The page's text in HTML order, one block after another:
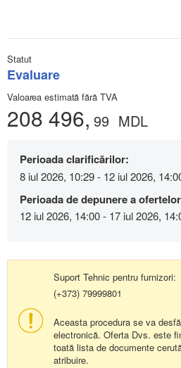
Statut
Evaluare
Valoarea estimată fără TVA
208 496, 99 MDL
Perioada clarificărilor:
8 iul 2026, 10:29 - 12 iul 2026,
Perioada de depunere a
12 iul 2026, 14:00 - 17 iul 2026,
Suport Tehnic pentru furnizori:
(+373) 79999801
Aceasta procedura se va
electronică. Oferta Dvs. este
toată lista de documente
atribuire.